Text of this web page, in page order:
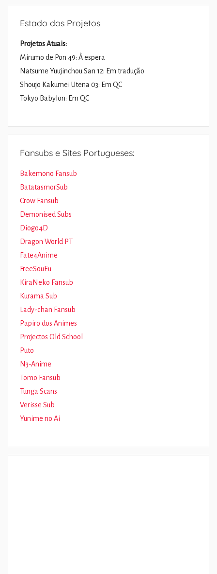
Estado dos Projetos
Projetos Atuais:
Mirumo de Pon 49: À espera
Natsume Yuujinchou San 12: Em tradução
Shoujo Kakumei Utena 03: Em QC
Tokyo Babylon: Em QC
Fansubs e Sites Portugueses:
Bakemono Fansub
BatatasmorSub
Crow Fansub
Demonised Subs
Diogo4D
Dragon World PT
Fate4Anime
FreeSouEu
KiraNeko Fansub
Kurama Sub
Lady-chan Fansub
Papiro dos Animes
Projectos Old School
Puto
N3-Anime
Tomo Fansub
Tunga Scans
Verisse Sub
Yunime no Ai